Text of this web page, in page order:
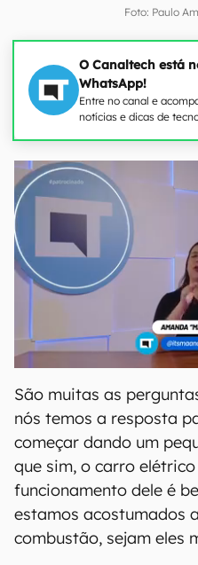
Foto: Paulo
O Canaltech está
WhatsApp!
Entre no canal e
notícias e dicas de
São muitas as
nós temos a resposta
começar dando um
que sim, o carro
funcionamento dele é
estamos acostumados
combustão, sejam eles